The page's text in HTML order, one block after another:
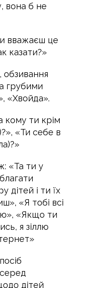
вона б не
вважаєш це
казати?»
обзивання
грубими
«Хвойда».
кому ти крім
«Ти себе в
«Та ти у
дітей і ти їх
«Я тобі всі
«Якщо ти
я зіллю
дітей